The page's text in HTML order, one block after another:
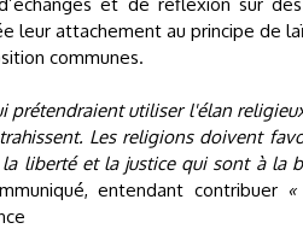
leur attachement au principe de
communes.
prétendraient utiliser l'élan
Les religions doivent
la liberté et la justice qui sont à la
entendant contribuer